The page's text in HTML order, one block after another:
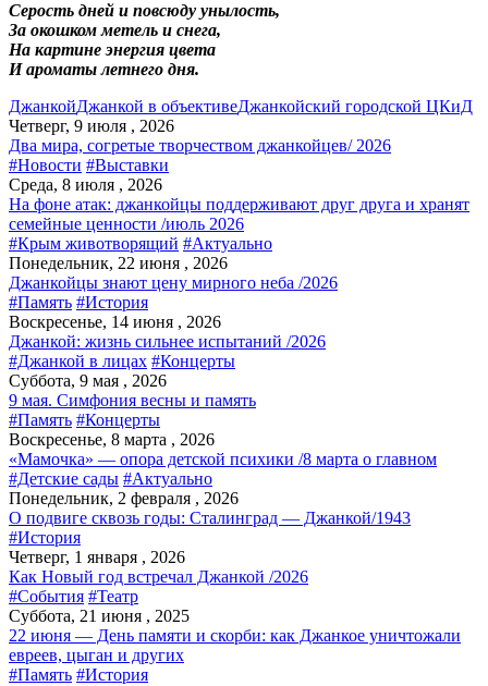
Серость дней и повсюду унылость,
За окошком метель и снега,
На картине энергия цвета
И ароматы летнего дня.
ДжанкойДжанкой в объективеДжанкойский городской ЦКиД
Четверг, 9 июля , 2026
Два мира, согретые творчеством джанкойцев/ 2026
#Новости #Выставки
Среда, 8 июля , 2026
На фоне атак: джанкойцы поддерживают друг друга и хранят
семейные ценности /июль 2026
#Крым животворящий #Актуально
Понедельник, 22 июня , 2026
Джанкойцы знают цену мирного неба /2026
#Память #История
Воскресенье, 14 июня , 2026
Джанкой: жизнь сильнее испытаний /2026
#Джанкой в лицах #Концерты
Суббота, 9 мая , 2026
9 мая. Симфония весны и память
#Память #Концерты
Воскресенье, 8 марта , 2026
«Мамочка» — опора детской психики /8 марта о главном
#Детские сады #Актуально
Понедельник, 2 февраля , 2026
О подвиге сквозь годы: Сталинград — Джанкой/1943
#История
Четверг, 1 января , 2026
Как Новый год встречал Джанкой /2026
#События #Театр
Суббота, 21 июня , 2025
22 июня — День памяти и скорби: как Джанкое уничтожали
евреев, цыган и других
#Память #История